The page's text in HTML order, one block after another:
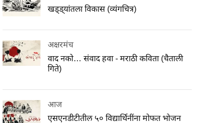
खड्ड्यांतला विकास (व्यंगचित्र)
अक्षरमंच
वाद नको… संवाद हवा - मराठी कविता (चैताली
गिते)
आज
एसएनडीटीतील ५० विद्यार्थिनींना मोफत भोजन